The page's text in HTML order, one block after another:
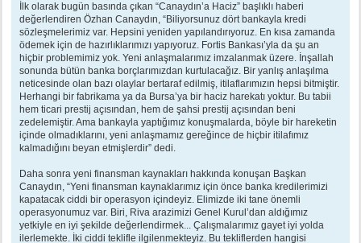
İlk olarak bugün basında çıkan “Canaydın’a Haciz” başlıklı haberi
değerlendiren Özhan Canaydın, “Biliyorsunuz dört bankayla kredi
sözleşmelerimiz var. Hepsini yeniden yapılandırıyoruz. En kısa zamanda
ödemek için de hazırlıklarımızı yapıyoruz. Fortis Bankası’yla da şu an
hiçbir problemimiz yok. Yeni anlaşmalarımız imzalanmak üzere. İnşallah
sonunda bütün banka borçlarımızdan kurtulacağız. Bir yanlış anlaşılma
neticesinde olan bazı olaylar bertaraf edilmiş, itilaflarımızın hepsi bitmiştir.
Herhangi bir fabrikama ya da Bursa’ya bir haciz harekatı yoktur. Bu tabii
hem ticari prestij açısından, hem de şahsi prestij açısından beni
zedelemiştir. Ama bankayla yaptığımız konuşmalarda, böyle bir hareketin
içinde olmadıklarını, yeni anlaşmamız gereğince de hiçbir itilafımız
kalmadığını beyan etmişlerdir” dedi.
Daha sonra yeni finansman kaynakları hakkında konuşan Başkan
Canaydın, “Yeni finansman kaynaklarımız için önce banka kredilerimizi
kapatacak ciddi bir operasyon içindeyiz. Elimizde iki tane önemli
operasyonumuz var. Biri, Riva arazimizi Genel Kurul’dan aldığımız
yetkiyle en iyi şekilde değerlendirmek... Çalışmalarımız gayet iyi yolda
ilerlemekte. İki ciddi teklifle ilgilenmekteyiz. Bu tekliflerden hangisi